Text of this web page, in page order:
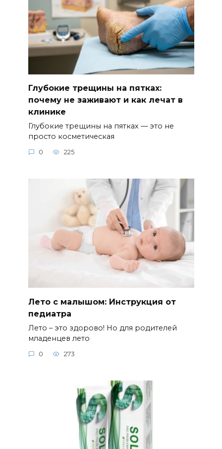
Глубокие трещины на пятках:
почему не заживают и как лечат в
клинике
Глубокие трещины на пятках — это не
просто косметическая
0 225
Лето с малышом: Инструкция от
педиатра
Лето – это здорово! Но для родителей
младенцев лето
0 273